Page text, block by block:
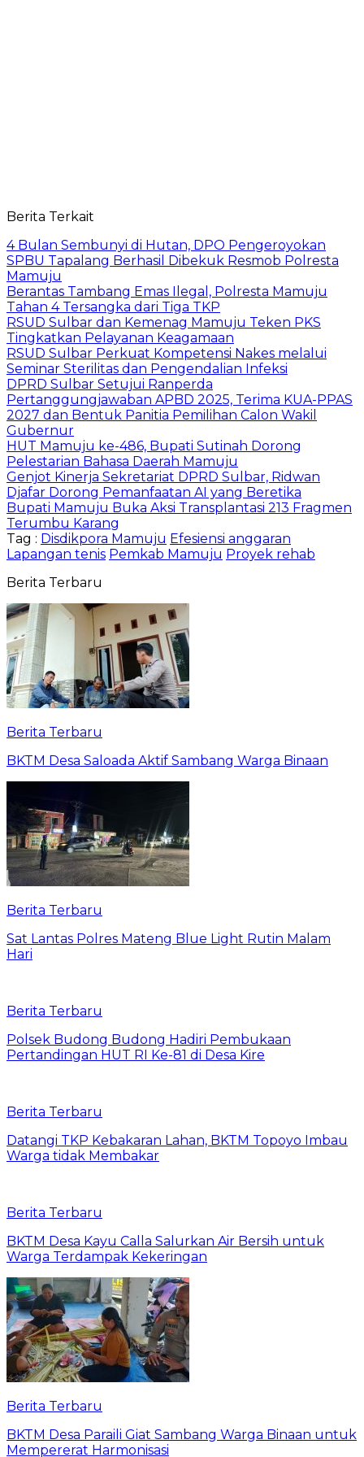
Berita Terkait
4 Bulan Sembunyi di Hutan, DPO Pengeroyokan
SPBU Tapalang Berhasil Dibekuk Resmob Polresta
Mamuju
Berantas Tambang Emas Ilegal, Polresta Mamuju
Tahan 4 Tersangka dari Tiga TKP
RSUD Sulbar dan Kemenag Mamuju Teken PKS
Tingkatkan Pelayanan Keagamaan
RSUD Sulbar Perkuat Kompetensi Nakes melalui
Seminar Sterilitas dan Pengendalian Infeksi
DPRD Sulbar Setujui Ranperda
Pertanggungjawaban APBD 2025, Terima KUA-PPAS
2027 dan Bentuk Panitia Pemilihan Calon Wakil
Gubernur
HUT Mamuju ke-486, Bupati Sutinah Dorong
Pelestarian Bahasa Daerah Mamuju
Genjot Kinerja Sekretariat DPRD Sulbar, Ridwan
Djafar Dorong Pemanfaatan AI yang Beretika
Bupati Mamuju Buka Aksi Transplantasi 213 Fragmen
Terumbu Karang
Tag : Disdikpora Mamuju Efesiensi anggaran
Lapangan tenis Pemkab Mamuju Proyek rehab
Berita Terbaru
Berita Terbaru
BKTM Desa Saloada Aktif Sambang Warga Binaan
Berita Terbaru
Sat Lantas Polres Mateng Blue Light Rutin Malam
Hari
Berita Terbaru
Polsek Budong Budong Hadiri Pembukaan
Pertandingan HUT RI Ke-81 di Desa Kire
Berita Terbaru
Datangi TKP Kebakaran Lahan, BKTM Topoyo Imbau
Warga tidak Membakar
Berita Terbaru
BKTM Desa Kayu Calla Salurkan Air Bersih untuk
Warga Terdampak Kekeringan
Berita Terbaru
BKTM Desa Paraili Giat Sambang Warga Binaan untuk
Mempererat Harmonisasi